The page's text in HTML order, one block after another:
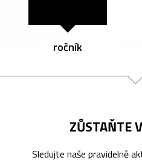
ročník
ZŮSTAŇTE
Sledujte naše pravidelně